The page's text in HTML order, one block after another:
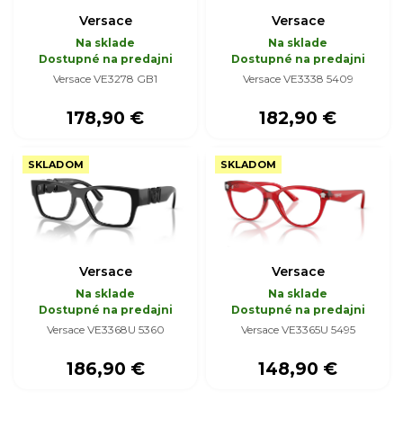
Versace
Na sklade
Dostupné na predajni
Versace VE3278 GB1
178,90 €
Versace
Na sklade
Dostupné na predajni
Versace VE3338 5409
182,90 €
SKLADOM
Versace
Na sklade
Dostupné na predajni
Versace VE3368U 5360
186,90 €
SKLADOM
Versace
Na sklade
Dostupné na predajni
Versace VE3365U 5495
148,90 €